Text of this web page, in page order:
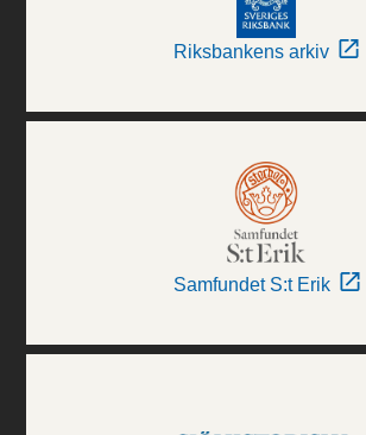
Riksbankens arkiv
Samfundet S:t Erik